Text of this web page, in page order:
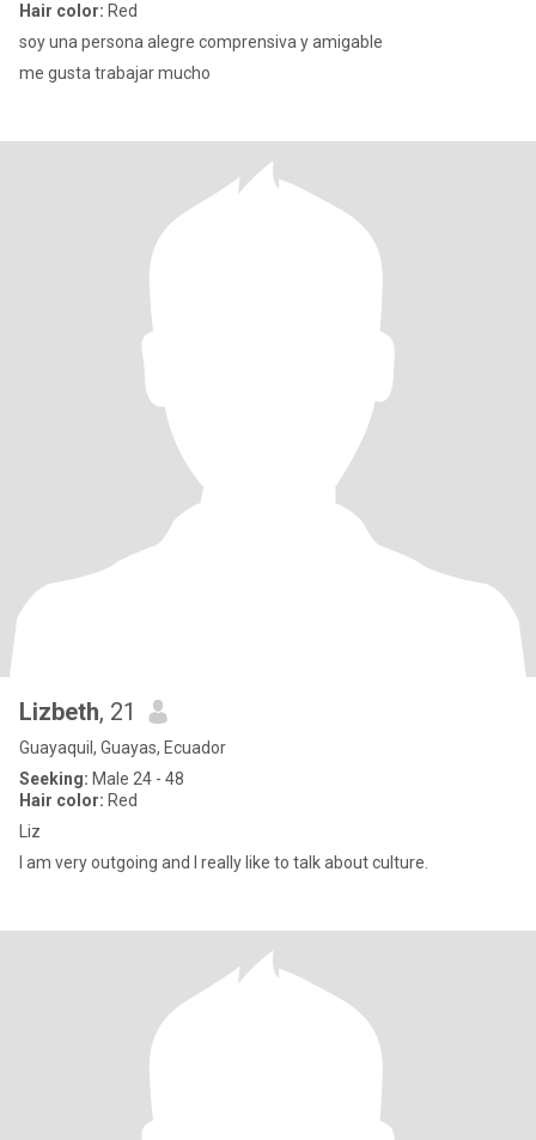
Hair color: Red
soy una persona alegre comprensiva y amigable
me gusta trabajar mucho
Lizbeth, 21
Guayaquil, Guayas, Ecuador
Seeking: Male 24 - 48
Hair color: Red
Liz
I am very outgoing and I really like to talk about culture.